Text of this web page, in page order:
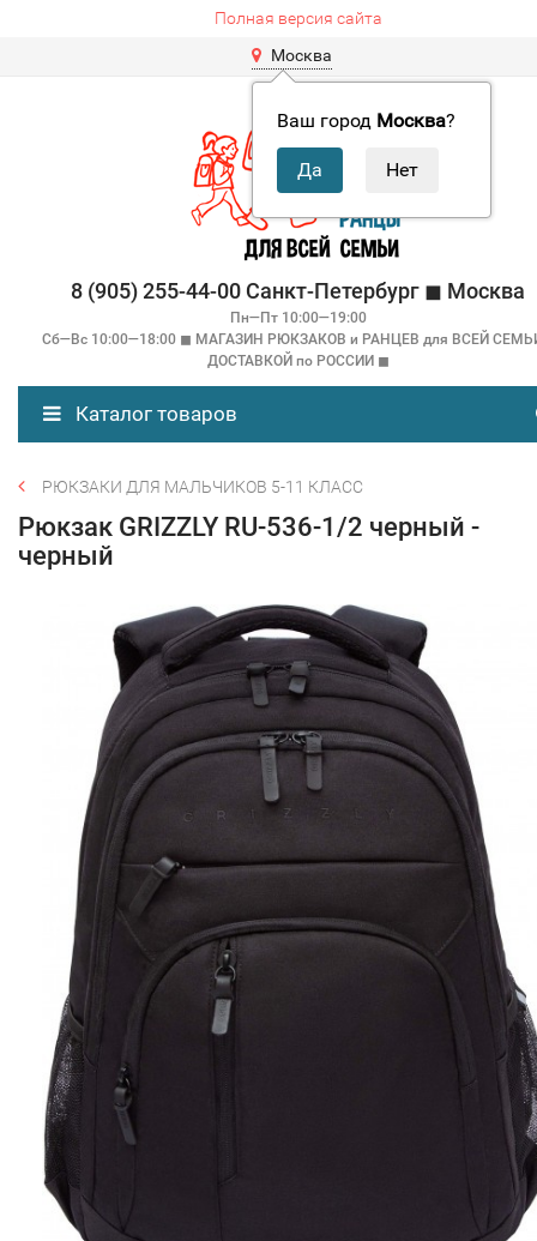
Полная версия сайта
Москва
Ваш город Москва?
8 (905) 255-44-00 Санкт-Петербург ◼ Москва
Пн—Пт 10:00—19:00
Сб—Вс 10:00—18:00 ◼ МАГАЗИН РЮКЗАКОВ и РАНЦЕВ для ВСЕЙ
ДОСТАВКОЙ по РОССИИ ◼
Каталог товаров
РЮКЗАКИ ДЛЯ МАЛЬЧИКОВ 5-11 КЛАСС
Рюкзак GRIZZLY RU-536-1/2 черный -
черный